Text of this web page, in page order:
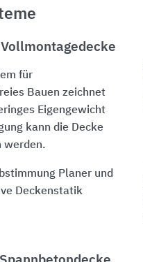
Vollmontagedecke
für
Bauen zeichnet
Eigengewicht
kann die Decke
werden.
Planer und
Deckenstatik